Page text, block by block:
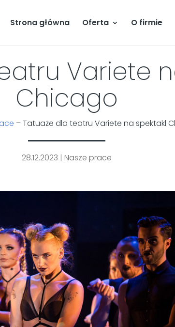
Strona główna Oferta O firmie
Variete
Chicago
–Tatuaże dla teatru Variete na spektakl
28.12.2023 | Nasze prace